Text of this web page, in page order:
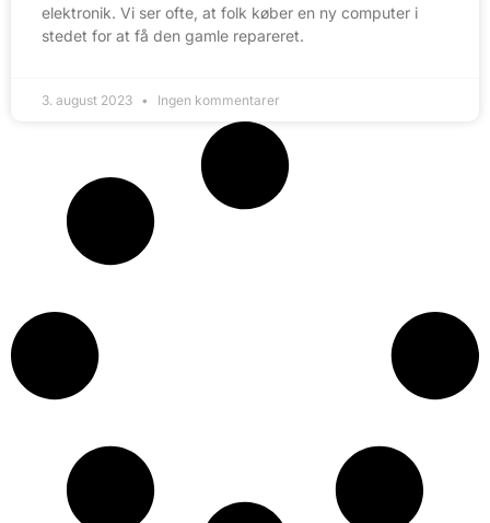
elektronik. Vi ser ofte, at folk køber en ny computer i
stedet for at få den gamle repareret.
3. august 2023 Ingen kommentarer